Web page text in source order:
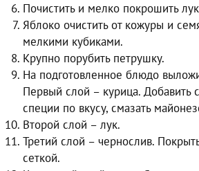
Почистить и мелко покрошить
Яблоко очистить от кожуры и
мелкими кубиками.
Крупно порубить петрушку.
На подготовленное блюдо
Первый слой – курица. Добавить
специи по вкусу, смазать
Второй слой – лук.
Третий слой – чернослив.
сеткой.